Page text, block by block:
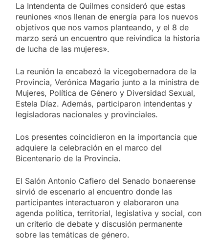
La Intendenta de Quilmes consideró que estas
reuniones «nos llenan de energía para los nuevos
objetivos que nos vamos planteando, y el 8 de
marzo será un encuentro que reivindica la historia
de lucha de las mujeres».
La reunión la encabezó la vicegobernadora de la
Provincia, Verónica Magario junto a la ministra de
Mujeres, Política de Género y Diversidad Sexual,
Estela Díaz. Además, participaron intendentas y
legisladoras nacionales y provinciales.
Los presentes coincidieron en la importancia que
adquiere la celebración en el marco del
Bicentenario de la Provincia.
El Salón Antonio Cafiero del Senado bonaerense
sirvió de escenario al encuentro donde las
participantes interactuaron y elaboraron una
agenda política, territorial, legislativa y social, con
un criterio de debate y discusión permanente
sobre las temáticas de género.